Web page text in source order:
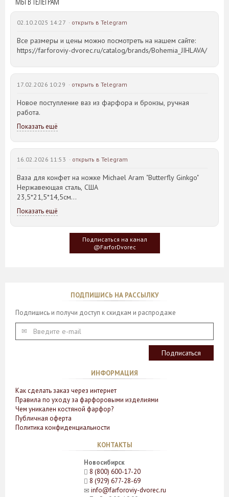
02.10.2025 14:27 · открыть в Telegram
Все размеры и цены можно посмотреть на нашем сайте:
https://farforoviy-dvorec.ru/catalog/brands/Bohemia_JIHLAVA/
17.02.2026 10:29 · открыть в Telegram
Новое поступление ваз из фарфора и бронзы, ручная
работа.
Показать ещё
16.02.2026 11:53 · открыть в Telegram
Ваза для конфет на ножке Michael Aram "Butterfly Ginkgo"
Нержавеющая сталь, США
23,5*21,5*14,5см
Идея такого дизайна предметов сервировки стола пришла
создателю, когда он впервые увидел дерево Гинкго Билоба,
у которого растут двойные листья, напоминающие крылья
Показать ещё
Подписаться на канал
@FarforDvorec
ПОДПИШИСЬ НА РАССЫЛКУ
Подпишись и получи доступ к скидкам и распродаже
ИНФОРМАЦИЯ
Как сделать заказ через интернет
Правила по уходу за фарфоровыми изделиями
Чем уникален костяной фарфор?
Публичная оферта
Политика конфиденциальности
КОНТАКТЫ
Новосибирск
8 (800) 600-17-20
8 (929) 677-28-69
info@farforoviy-dvorec.ru